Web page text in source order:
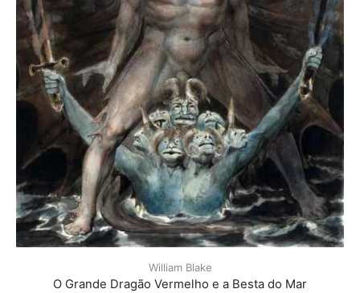
William Blake
O Grande Dragão Vermelho e a Besta do Mar